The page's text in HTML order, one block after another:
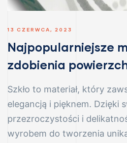
13 CZERWCA, 2023
Najpopularniejsze
zdobienia
Szkło to materiał, który
elegancją i pięknem. Dzięki
przezroczystości i
wyrobem do tworzenia